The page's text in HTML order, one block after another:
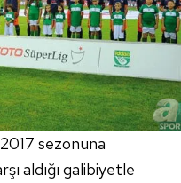
sezonuna
aldığı galibiyetle